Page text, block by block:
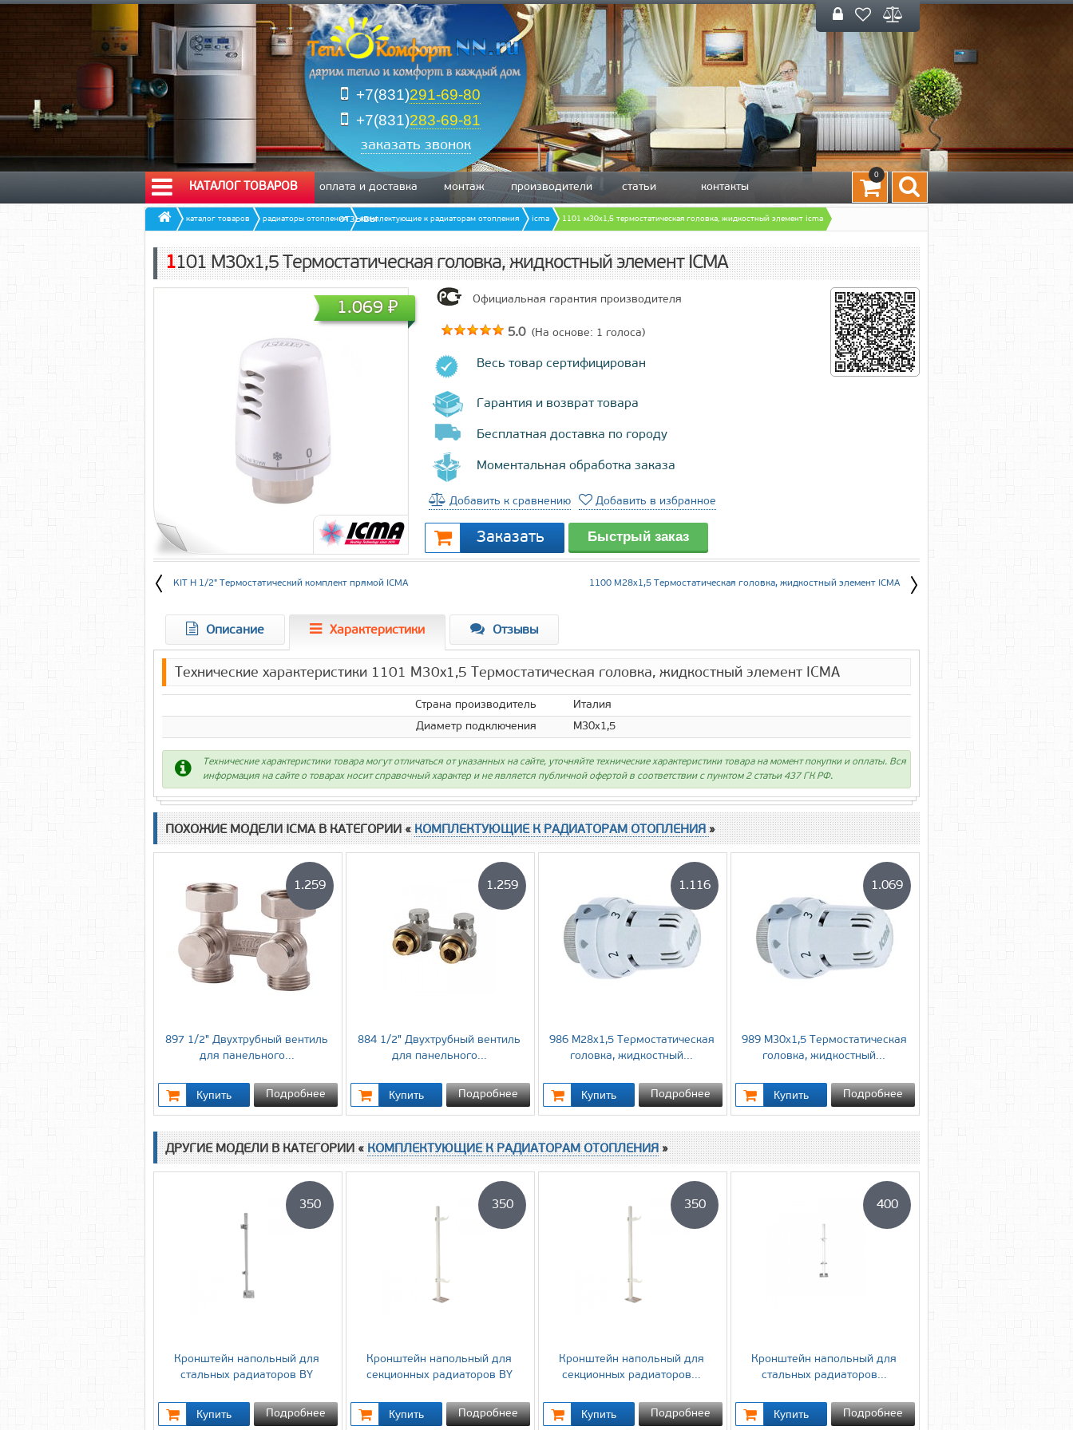
+7(831)291-69-80
+7(831)283-69-81
заказать звонок
КАТАЛОГ ТОВАРОВ оплата и доставка монтаж производители статьи контакты
отзывы
0
каталог товаров радиаторы отопления комплектующие к радиаторам отопления icma 1101 м30х1,5 термостатическая головка, жидкостный элемент icma
1101 М30х1,5 Термостатическая головка, жидкостный элемент ICMA
1.069₽ Официальная гарантия производителя
5.0 (На основе: 1 голоса)
Весь товар сертифицирован
Гарантия и возврат товара
Бесплатная доставка по городу
Моментальная обработка заказа
Добавить к сравнению Добавить в избранное
KIT H 1/2" Термостатический комплект прямой ICMA 1100 М28х1,5 Термостатическая головка, жидкостный элемент ICMA
Описание Характеристики Отзывы
Технические характеристики 1101 М30х1,5 Термостатическая головка, жидкостный элемент ICMA
Страна производитель
Италия
Диаметр подключения
М30х1,5
Технические характеристики товара могут отличаться от указанных на сайте, уточняйте технические характеристики товара на момент покупки и оплаты. Вся
информация на сайте о товарах носит справочный характер и не является публичной офертой в соответствии с пунктом 2 статьи 437 ГК РФ.
ПОХОЖИЕ МОДЕЛИ ICMA В КАТЕГОРИИ «КОМПЛЕКТУЮЩИЕ К РАДИАТОРАМ ОТОПЛЕНИЯ»
897 1/2" Двухтрубный вентиль
для панельного...
1.259
Подробнее
884 1/2" Двухтрубный вентиль
для панельного...
1.259
Подробнее
986 М28х1,5 Термостатическая
головка, жидкостный...
1.116
Подробнее
989 М30х1,5 Термостатическая
головка, жидкостный...
1.069
Подробнее
ДРУГИЕ МОДЕЛИ В КАТЕГОРИИ «КОМПЛЕКТУЮЩИЕ К РАДИАТОРАМ ОТОПЛЕНИЯ»
Кронштейн напольный для
cтальных радиаторов BY
350
Подробнее
Кронштейн напольный для
секционных радиаторов BY
350
Подробнее
Кронштейн напольный для
секционных радиаторов...
350
Подробнее
Кронштейн напольный для
cтальных радиаторов...
400
Подробнее